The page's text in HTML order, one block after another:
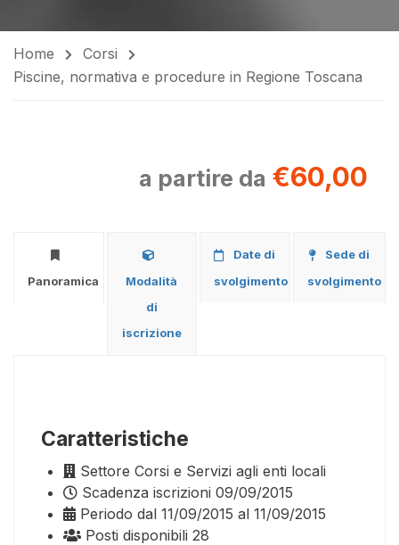
Home
Corsi
Piscine, normativa e procedure in Regione Toscana
a partire da €60,00
Panoramica
Modalità
di
iscrizione
Date di
svolgimento
Sede di
svolgimento
Caratteristiche
Settore Corsi e Servizi agli enti locali
Scadenza iscrizioni 09/09/2015
Periodo dal 11/09/2015 al 11/09/2015
Posti disponibili 28